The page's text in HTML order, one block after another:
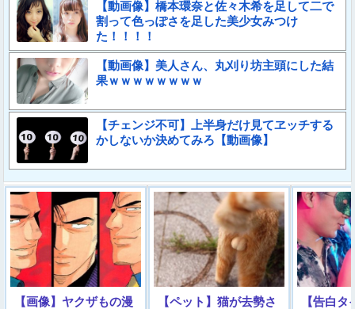
【動画像】橋本環奈と佐々木希を足して二で
割って色っぽさを足した美少女みつけ
た！！！！
【動画像】美人さん、丸刈り坊主頭にした結
果ｗｗｗｗｗｗｗｗ
【チェンジ不可】上半身だけ見てヱッチする
かしないか決めてみろ【動画像】
【画像】ヤクザもの漫
【ペット】猫が去勢さ
【告白